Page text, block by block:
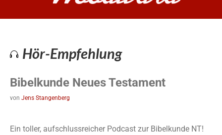
Hör-Empfehlung
Bibelkunde Neues Testament
von Jens Stangenberg
Ein toller, aufschlussreicher Podcast zur Bibelkunde NT!